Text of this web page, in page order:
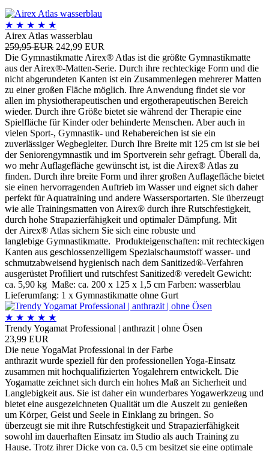
★ ★ ★ ★ ★
Airex Atlas wasserblau
259,95 EUR 242,99 EUR
Die Gymnastikmatte Airex® Atlas ist die größte Gymnastikmatte
aus der Airex®-Matten-Serie. Durch ihre rechteckige Form und die
nicht abgerundeten Kanten ist ein Zusammenlegen mehrerer Matten
zu einer großen Fläche möglich. Ihre Anwendung findet sie vor
allen im physiotherapeutischen und ergotherapeutischen Bereich
wieder. Durch ihre Größe bietet sie während der Therapie eine
Spielfläche für Kinder oder behinderte Menschen. Aber auch in
vielen Sport-, Gymnastik- und Rehabereichen ist sie ein
zuverlässiger Wegbegleiter. Durch Ihre Breite mit 125 cm ist sie bei
der Seniorengymnastik und im Sportverein sehr gefragt. Überall da,
wo mehr Auflagefläche gewünscht ist, ist die Airex® Atlas zu
finden. Durch ihre breite Form und ihrer großen Auflagefläche bietet
sie einen hervorragenden Auftrieb im Wasser und eignet sich daher
perfekt für Aquatraining und andere Wassersportarten. Sie überzeugt
wie alle Trainingsmatten von Airex® durch ihre Rutschfestigkeit,
durch hohe Strapazierfähigkeit und optimaler Dämpfung. Mit
der Airex® Atlas sichern Sie sich eine robuste und
langlebige Gymnastikmatte. Produkteigenschaften: mit rechteckigen
Kanten aus geschlossenzelligem Spezialschaumstoff wasser- und
schmutzabweisend hygienisch nach dem Sanitized®-Verfahren
ausgerüstet Profiliert und rutschfest Sanitized® veredelt Gewicht:
ca. 5,90 kg Maße: ca. 200 x 125 x 1,5 cm Farben: wasserblau
Lieferumfang: 1 x Gymnastikmatte ohne Gurt
★ ★ ★ ★ ★
Trendy Yogamat Professional | anthrazit | ohne Ösen
23,99 EUR
Die neue YogaMat Professional in der Farbe
anthrazit wurde speziell für den professionellen Yoga-Einsatz
zusammen mit hochqualifizierten Yogalehrern entwickelt. Die
Yogamatte zeichnet sich durch ein hohes Maß an Sicherheit und
Langlebigkeit aus. Sie ist daher ein wunderbares Yogawerkzeug und
bietet eine ausgezeichneten Qualität um die Auszeit zu genießen
um Körper, Geist und Seele in Einklang zu bringen. So
überzeugt sie mit ihre Rutschfestigkeit und Strapazierfähigkeit
sowohl im dauerhaften Einsatz im Studio als auch Training zu
Hause. Trotz ihrer Dicke von ca. 0,5 cm besitzet sie eine optimale